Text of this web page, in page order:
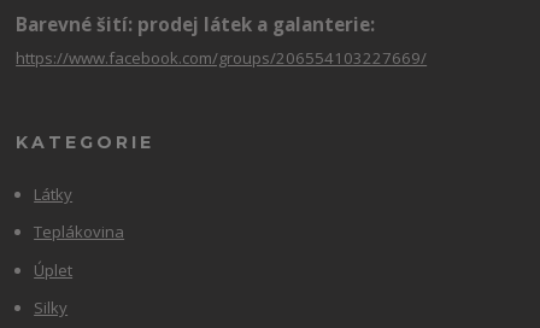
Barevné šití: prodej látek a galanterie:
https://www.facebook.com/groups/206554103227669/
KATEGORIE
Látky
Teplákovina
Úplet
Silky